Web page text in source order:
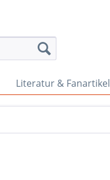
Literatur & Fanartikel